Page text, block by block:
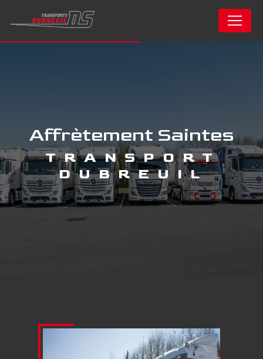
affrètement Saintes
TRANSPORT
DUBREUIL